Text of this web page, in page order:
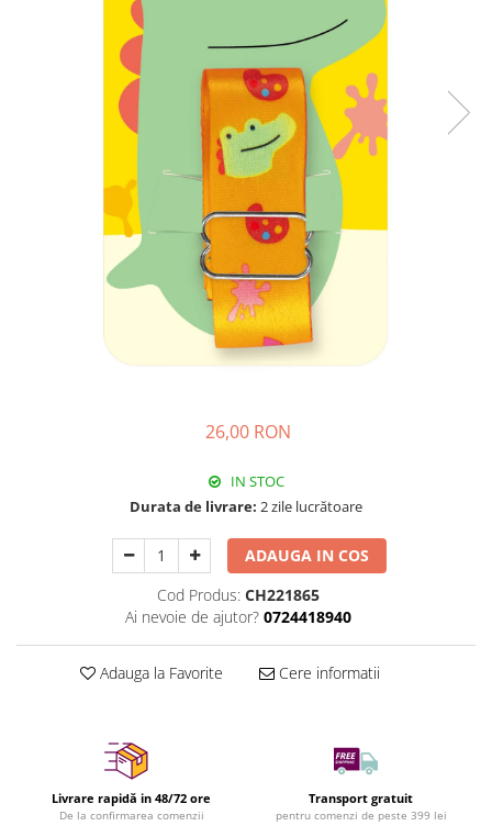
26,00 RON
IN STOC
Durata de livrare: 2 zile lucrătoare
ADAUGA IN COS
Cod Produs: CH221865
Ai nevoie de ajutor? 0724418940
Adauga la Favorite Cere informatii
Livrare rapidă in 48/72 ore
De la confirmarea comenzii
Transport gratuit
pentru comenzi de peste 399 lei